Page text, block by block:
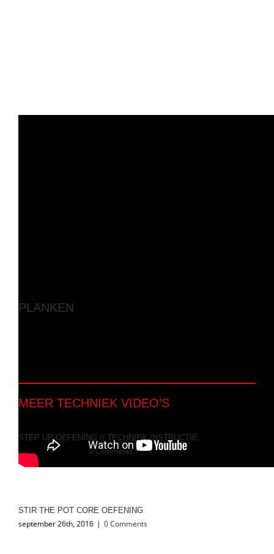
PLANKEN
MEER TECHNIEK VIDEO’S
STEP UP OEFENING // TECHNIEK INSTRUCTIE
oktober 3rd, 2016 0 Comments
STIR THE POT CORE OEFENING
september 26th, 2016 | 0 Comments